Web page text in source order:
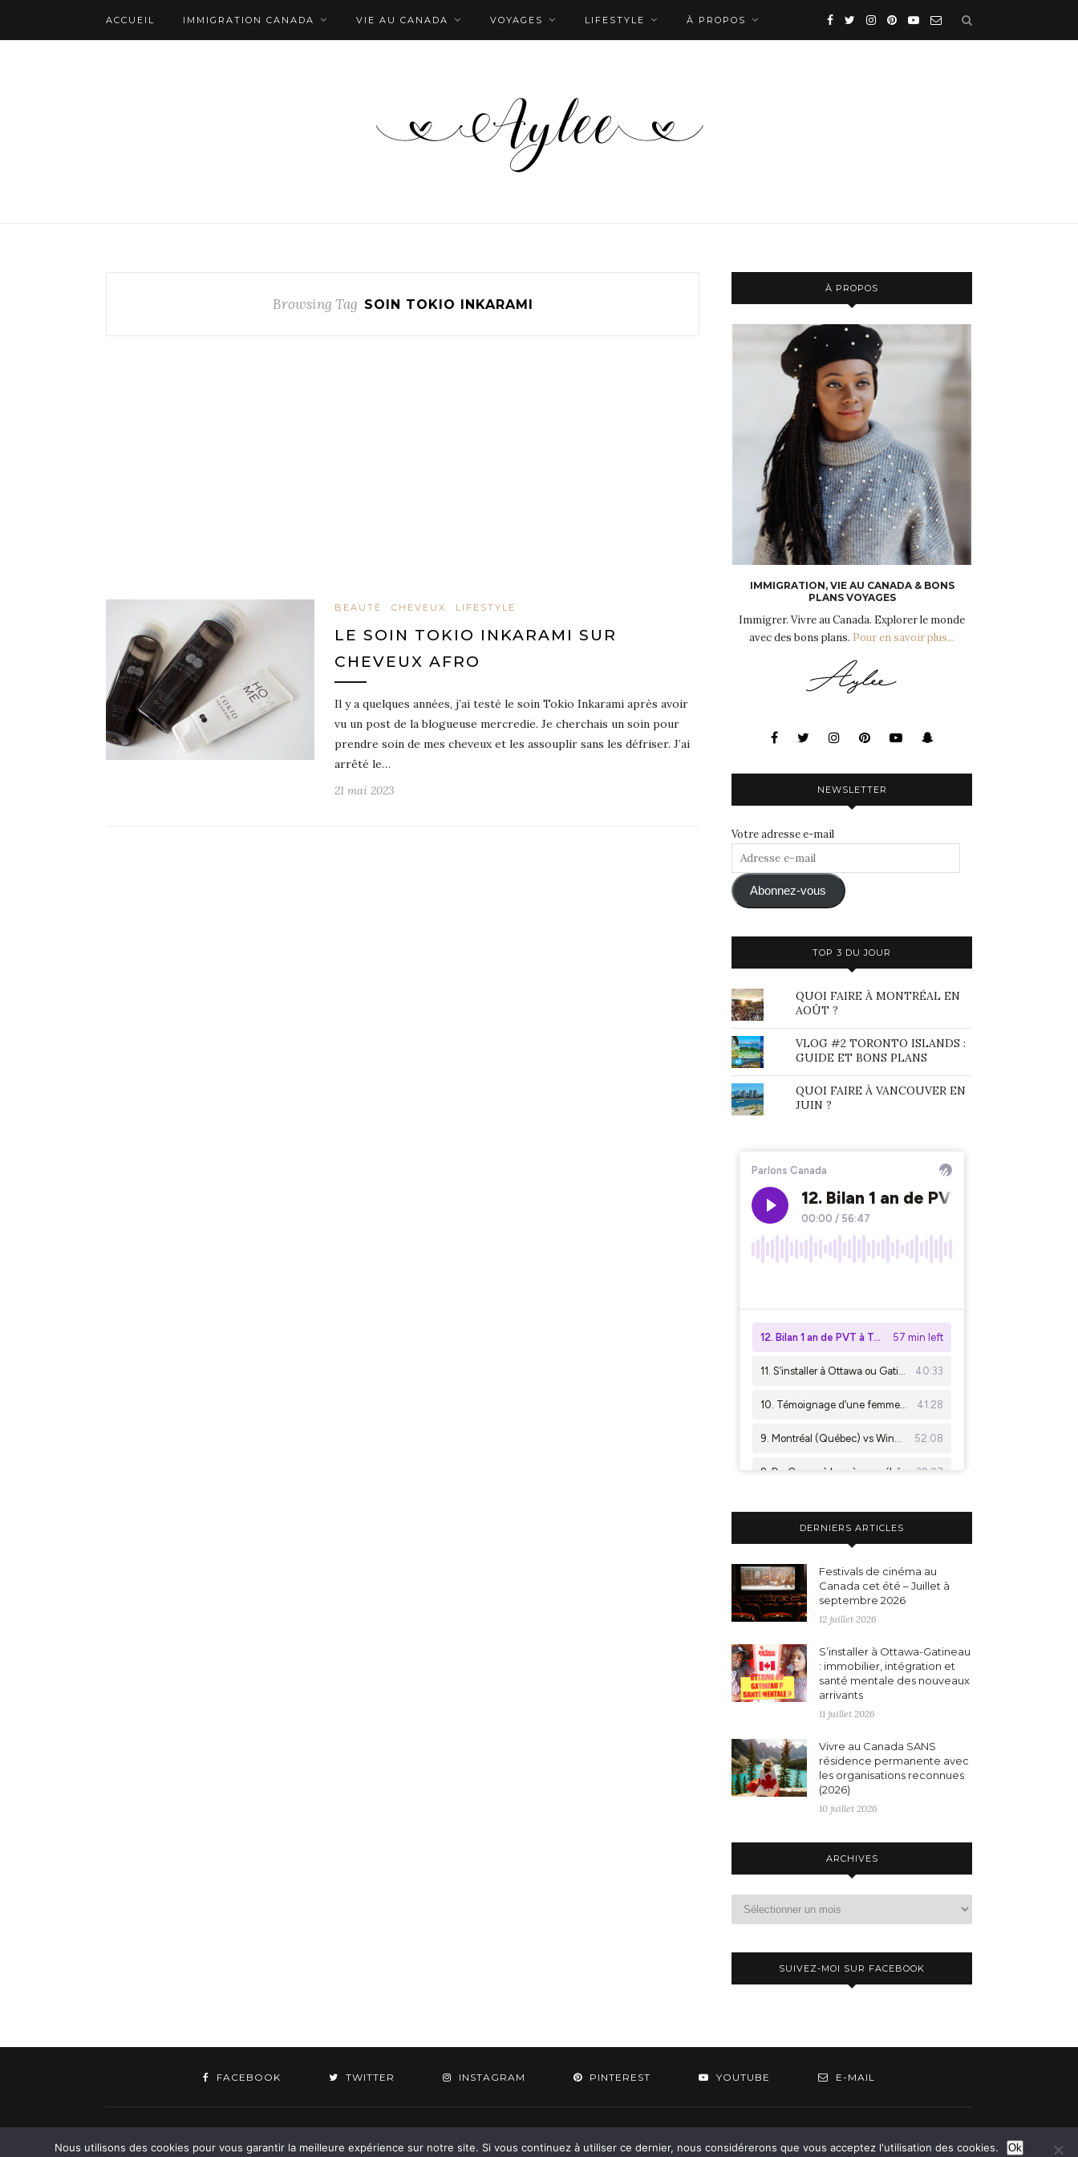
ACCUEIL IMMIGRATION CANADA VIE AU CANADA VOYAGES LIFESTYLE À PROPOS
Browsing Tag SOIN TOKIO INKARAMI
BEAUTÉ CHEVEUX LIFESTYLE
LE SOIN TOKIO INKARAMI SUR
CHEVEUX AFRO
Il y a quelques années, j’ai testé le soin Tokio Inkarami après avoir
vu un post de la blogueuse mercredie. Je cherchais un soin pour
prendre soin de mes cheveux et les assouplir sans les défriser. J’ai
arrêté le…
21 mai 2023
À PROPOS
IMMIGRATION, VIE AU CANADA & BONS
PLANS VOYAGES
Immigrer. Vivre au Canada. Explorer le monde
avec des bons plans. Pour en savoir plus...
NEWSLETTER
Votre adresse e-mail
Adresse
mail Abonnez-vous
TOP 3 DU JOUR
QUOI FAIRE À MONTRÉAL EN
AOÛT ?
VLOG #2 TORONTO ISLANDS :
GUIDE ET BONS PLANS
QUOI FAIRE À VANCOUVER EN
JUIN ?
DERNIERS ARTICLES
Festivals de cinéma au
Canada cet été – Juillet à
septembre 2026
12 juillet 2026
S’installer à Ottawa-Gatineau
: immobilier, intégration et
santé mentale des nouveaux
arrivants
11 juillet 2026
Vivre au Canada SANS
résidence permanente avec
les organisations reconnues
(2026)
10 juillet 2026
ARCHIVES
SUIVEZ-MOI SUR FACEBOOK
FACEBOOK TWITTER INSTAGRAM PINTEREST YOUTUBE E-MAIL
Nous utilisons des cookies pour vous garantir la meilleure expérience sur notre site. Si vous continuez à utiliser ce dernier, nous considérerons que vous acceptez l'utilisation des cookies. Ok